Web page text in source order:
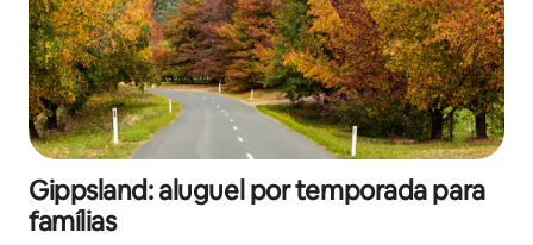
Gippsland: aluguel por temporada para
famílias